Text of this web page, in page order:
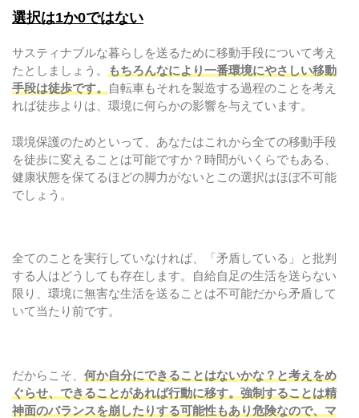
選択は1か0ではない
サスティナブルな暮らしを送るために移動手段について考え
たとしましょう。
もちろんなにより一番環境にやさしい移動
手段は徒歩です。
自転車もそれを製造する過程のことを考え
れば徒歩よりは、環境に何らかの影響を与えています。
環境保護のためといって、あなたはこれから全ての移動手段
を徒歩に変えることは可能ですか？時間がいくらでもある、
健康状態を保てるほどの脚力がないとこの選択はほぼ不可能
でしょう。
全てのことを実行していなければ、「矛盾している」と批判
する人はどうしても存在します。自給自足の生活を送らない
限り、環境に無害な生活を送ることは不可能だから矛盾して
いて当たり前です。
だからこそ、 何か自分にできることはないかな？と考えをめ
ぐらせ、できることがあれば行動に移す。強制することは精
神面のバランスを崩したりする可能性もあり危険なので、マ